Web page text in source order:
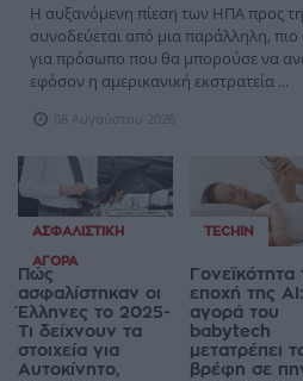
Η αυξανόμενη πίεση των ΗΠΑ προς
συνοδεύεται από μια παράλληλη,
για πρόσωπο που θα μπορούσε να
εφόσον η αμερικανική εκστρατεία ...
08 Αυγούστου 2026
ΑΣΦΑΛΙΣΤΙΚΉ
ΑΓΟΡΆ
Πώς
ασφαλίστηκαν οι
Έλληνες το 2025-
Τι δείχνουν τα
στοιχεία για
Αυτοκίνητο,
TECHIN
Γονεϊκότητα
εποχή της
αγορά του
babytech
μετατρέπει
βρέφη σε